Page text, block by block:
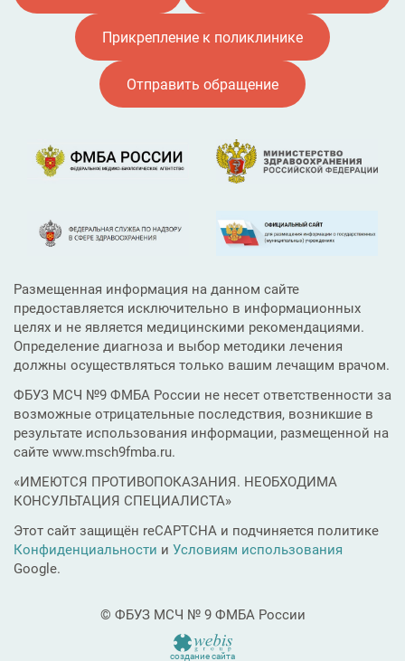
Прикрепление к поликлинике
Отправить обращение
Размещенная информация на данном сайте
предоставляется исключительно в информационных
целях и не является медицинскими рекомендациями.
Определение диагноза и выбор методики лечения
должны осуществляться только вашим лечащим врачом.
ФБУЗ МСЧ №9 ФМБА России не несет ответственности за
возможные отрицательные последствия, возникшие в
результате использования информации, размещенной на
сайте www.msch9fmba.ru.
«ИМЕЮТСЯ ПРОТИВОПОКАЗАНИЯ. НЕОБХОДИМА
КОНСУЛЬТАЦИЯ СПЕЦИАЛИСТА»
Этот сайт защищён reCAPTCHA и подчиняется политике
Конфиденциальности и Условиям использования
Google.
© ФБУЗ МСЧ № 9 ФМБА России
создание сайта